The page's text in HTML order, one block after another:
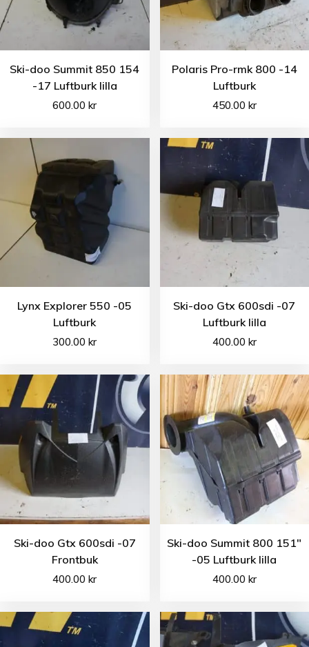
Ski-doo Summit 850 154
-17 Luftburk lilla
600.00kr
Polaris Pro-rmk 800 -14
Luftburk
450.00 kr
Lynx Explorer 550 -05
Luftburk
300.00kr
Ski-doo Gtx 600sdi -07
Luftburk lilla
400.00 kr
Ski-doo Gtx 600sdi -07
Frontbuk
400.00kr
Ski-doo Summit 800 151″
-05 Luftburk lilla
400.00 kr